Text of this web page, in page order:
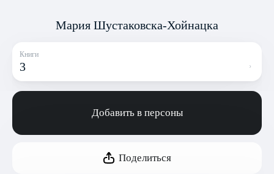
Мария Шустаковска-Хойнацка
Книги
3
Добавить в персоны
Поделиться